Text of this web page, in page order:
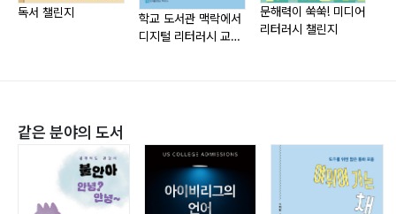
신들의 대화는 어떨까? 분석하기 | 소셜미디어 044
용돈 계획을 세워 볼까? 분석&생산 | 인포그래픽&영상
나에게 맞는 직업은 뭘까? 분석하기 | 누리집 052
이 책을 통해서 여러분을 만날 수 있게 되어서 반가워요.
활짝 열린 도서관에 와서 책을 펼치고 미래를 펼쳐 볼래
독서 챌린지
학교 도서관 맥락에서
디지털 리터러시 교육
문해력이 쑥쑥! 미디어
리터러시 챌린지
같은 분야의 도서